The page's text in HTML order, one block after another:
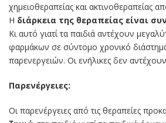
χημειοθεραπείας και ακτινοθεραπείας
Η διάρκεια της θεραπείας είναι
Κι αυτό γιατί τα παιδιά αντέχουν
φαρμάκων σε σύντομο χρονικό
παρενεργειών. Οι ενήλικες δεν
Παρενέργειες:
Οι παρενέργειες από τις θεραπείες